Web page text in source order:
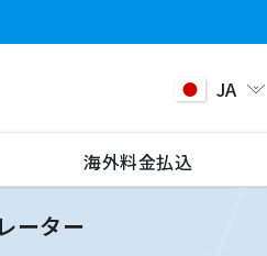
JA
海外料金払込
ーター